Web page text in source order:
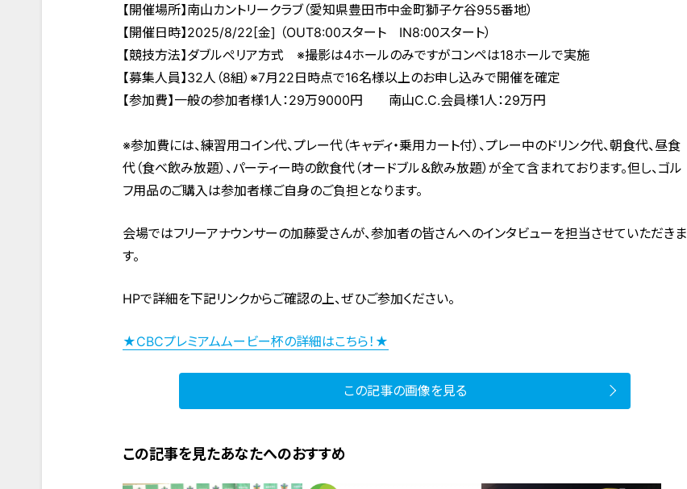
【開催場所】南山カントリークラブ（愛知県豊田市中金町獅子ケ谷955番地）
【開催日時】2025/8/22[金] （OUT8:00スタート IN8:00スタート）
【競技方法】ダブルぺリア方式 ※撮影は4ホールのみですがコンペは18ホールで実施
【募集人員】32人（8組）※7月22日時点で16名様以上のお申し込みで開催を確定
【参加費】一般の参加者様1人：29万9000円 南山C.C.会員様1人：29万円
※参加費には、練習用コイン代、プレー代（キャディ・乗用カート付）、プレー中のドリンク代、朝食代、昼食
代（食べ飲み放題）、パーティー時の飲食代（オードブル＆飲み放題）が全て含まれております。但し、ゴル
フ用品のご購入は参加者様ご自身のご負担となります。
会場ではフリーアナウンサーの加藤愛さんが、参加者の皆さんへのインタビューを担当させていただきま
す。
HPで詳細を下記リンクからご確認の上、ぜひご参加ください。
★CBCプレミアムムービー杯の詳細はこちら！★
この記事の画像を見る
この記事を見たあなたへのおすすめ